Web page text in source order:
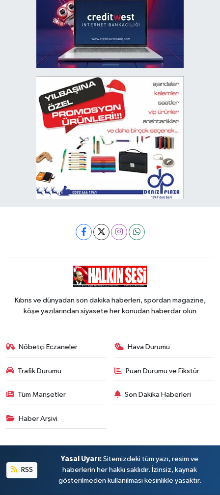
Kıbrıs ve dünyadan son dakika haberleri, spordan magazine,
köşe yazılarından siyasete her konudan haberdar olun
Nöbetçi Eczaneler Hava Durumu
Trafik Durumu Puan Durumu ve Fikstür
Tüm Manşetler Son Dakika Haberleri
Haber Arşivi
RSS
Yasal Uyarı: Sitemizdeki tüm yazı, resim ve
haberlerin her hakkı saklıdır. İzinsiz, kaynak
gösterilmeden kullanılması kesinlikle yasaktır.